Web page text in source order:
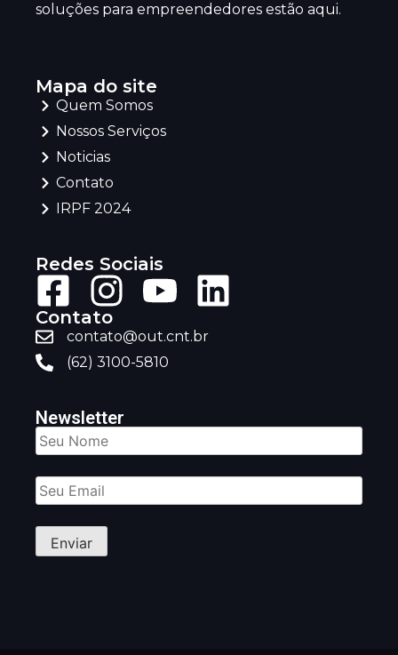
soluções para empreendedores estão aqui.
Mapa do site
Quem Somos
Nossos Serviços
Noticias
Contato
IRPF 2024
Redes Sociais
Contato
contato@out.cnt.br
(62) 3100-5810
Newsletter